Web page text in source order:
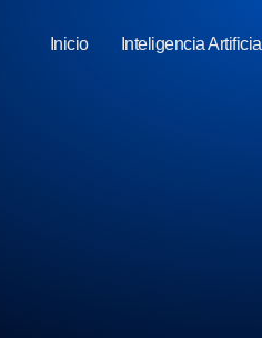
Inicio Inteligencia Artificial